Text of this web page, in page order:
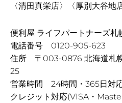
〈清田真栄店〉〈厚別大谷地店
便利屋 ライフパートナーズ札
電話番号 0120-905-623
住所 〒003-0876 北海道札
25
営業時間 24時間・365日対
クレジット対応(VISA・